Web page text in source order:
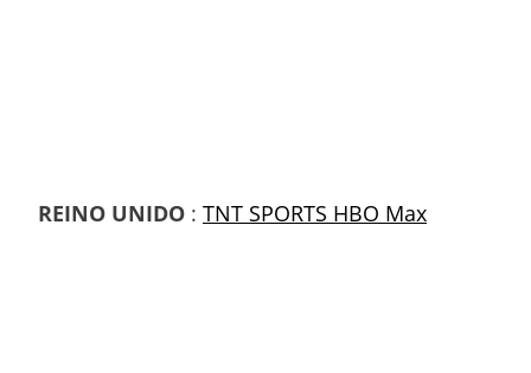
REINO UNIDO : TNT SPORTS HBO Max